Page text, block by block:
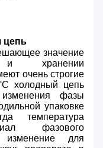
цепь
значение
и хранении
очень строгие
холодный цепь
фазы
упаковке
температура
фазового
для